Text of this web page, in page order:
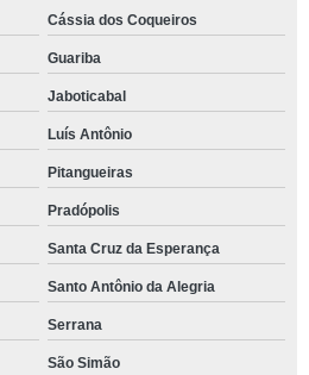
Cássia dos Coqueiros
Guariba
Jaboticabal
Luís Antônio
Pitangueiras
Pradópolis
Santa Cruz da Esperança
Santo Antônio da Alegria
Serrana
São Simão